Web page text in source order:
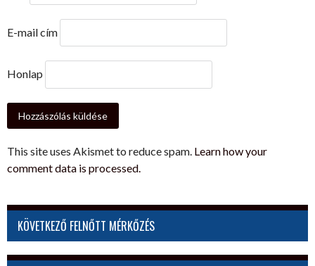
E-mail cím
Honlap
This site uses Akismet to reduce spam. Learn how your
comment data is processed.
KÖVETKEZŐ FELNŐTT MÉRKŐZÉS